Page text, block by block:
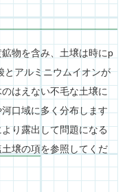
物を含み、土壌は時にp
とアルミニウムイオンが
はえない不毛な土壌に
口域に多く分布します
り露出して問題になる
壌の項を参照してくだ